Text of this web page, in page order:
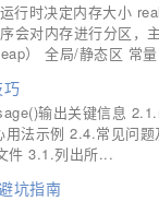
行时决定内存大小
会对内存进行分区，
） 全局/静态区 常
输出关键信息
法示例 2.4.常见问
件 3.1.列出所...
坑指南